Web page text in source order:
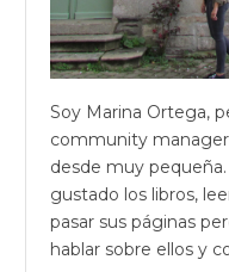
Soy Marina Ortega,
community
desde muy
gustado los libros,
pasar sus páginas
hablar sobre ellos y